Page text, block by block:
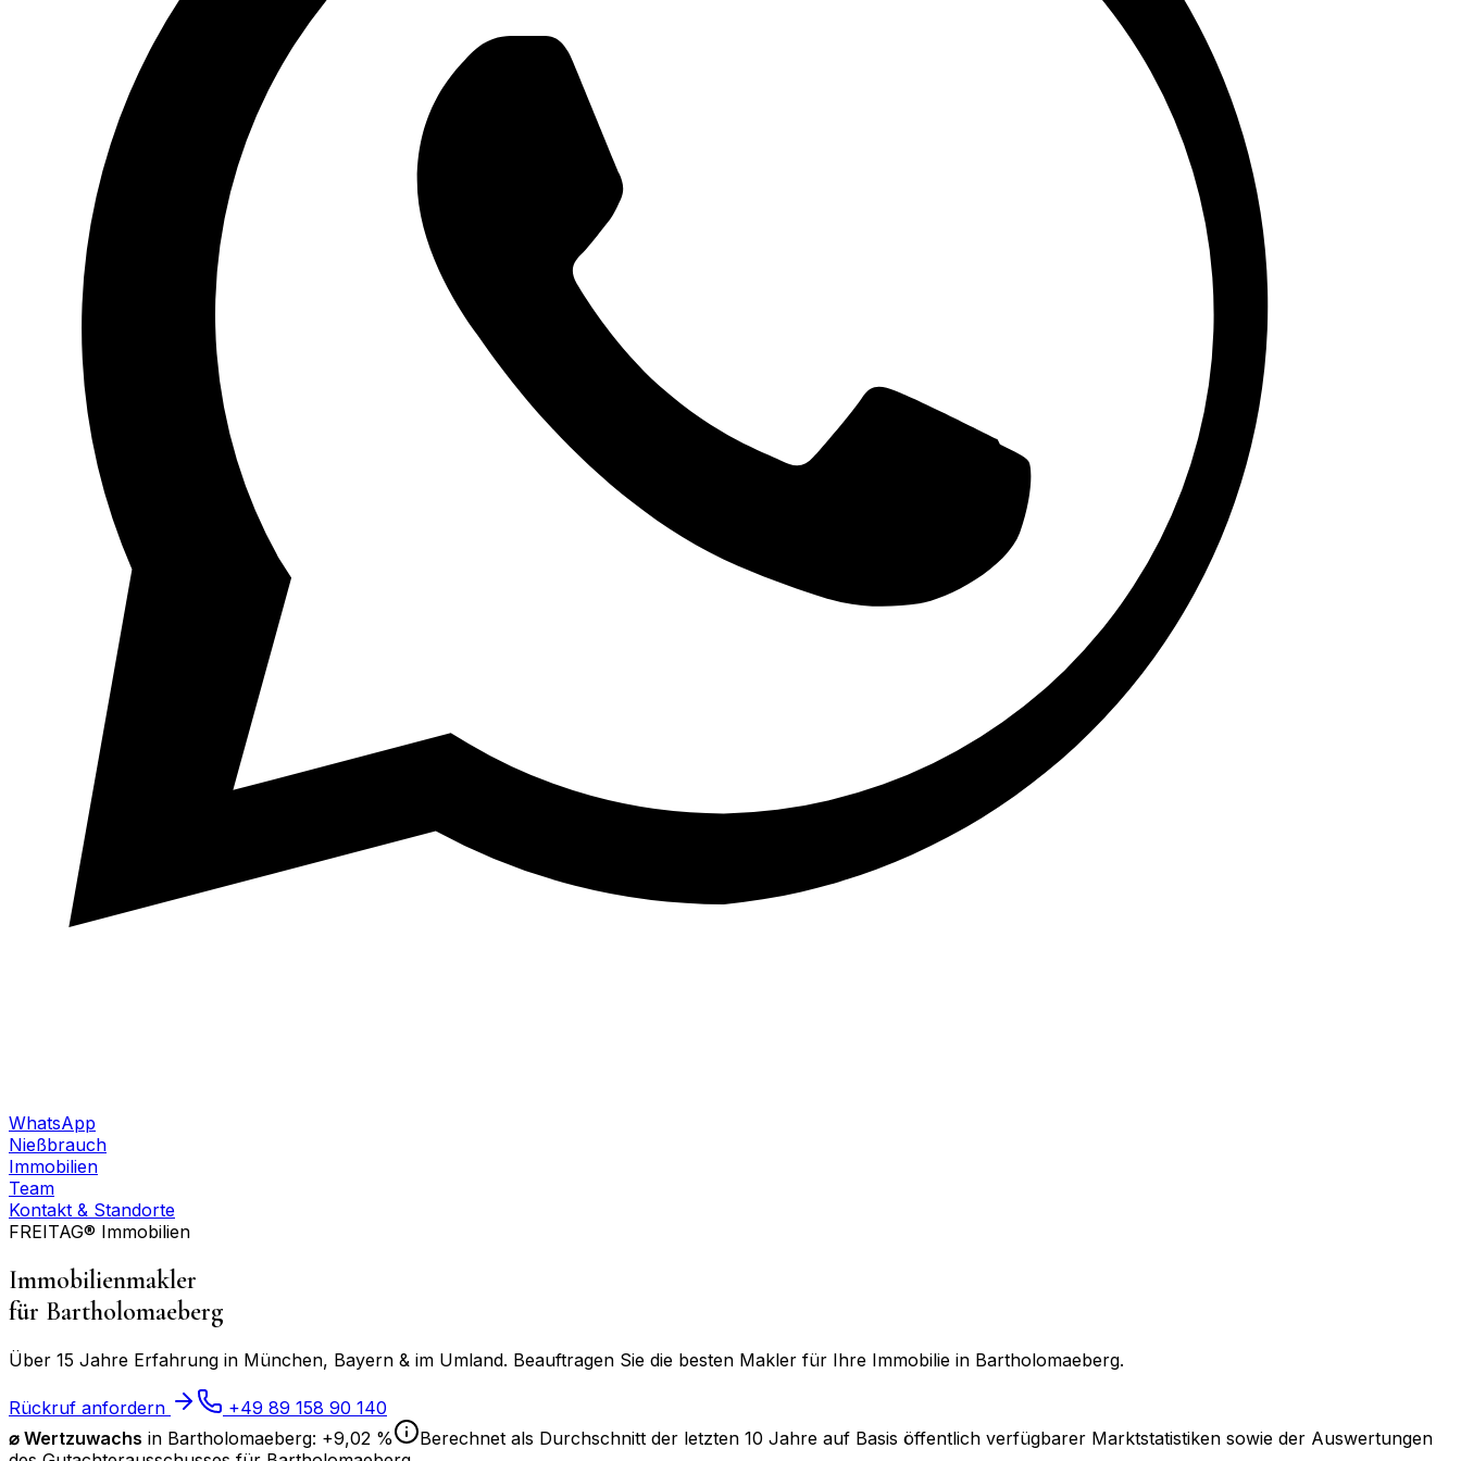
WhatsApp
Nießbrauch
Immobilien
Team
Kontakt & Standorte
FREITAG® Immobilien
Immobilienmakler
für Bartholomaeberg
Über 15 Jahre Erfahrung in München, Bayern & im Umland. Beauftragen Sie die besten Makler für Ihre Immobilie in Bartholomaeberg.
Rückruf anfordern
+49 89 158 90 140
⌀ Wertzuwachs in Bartholomaeberg: +9,02 %
Berechnet als Durchschnitt der letzten 10 Jahre auf Basis öffentlich verfügbarer Marktstatistiken sowie der Auswertungen